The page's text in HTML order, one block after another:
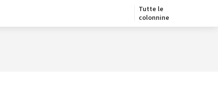
Tutte le
colonnine